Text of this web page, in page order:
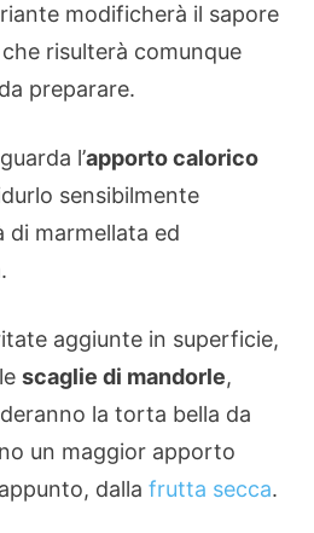
modificherà il sapore
risulterà comunque
preparare.
l’apporto calorico
sensibilmente
di marmellata ed
aggiunte in superficie,
scaglie di mandorle,
la torta bella da
un maggior apporto
dalla frutta secca.